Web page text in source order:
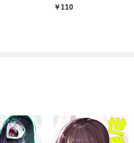
冒険記 ～僕の部屋が
110